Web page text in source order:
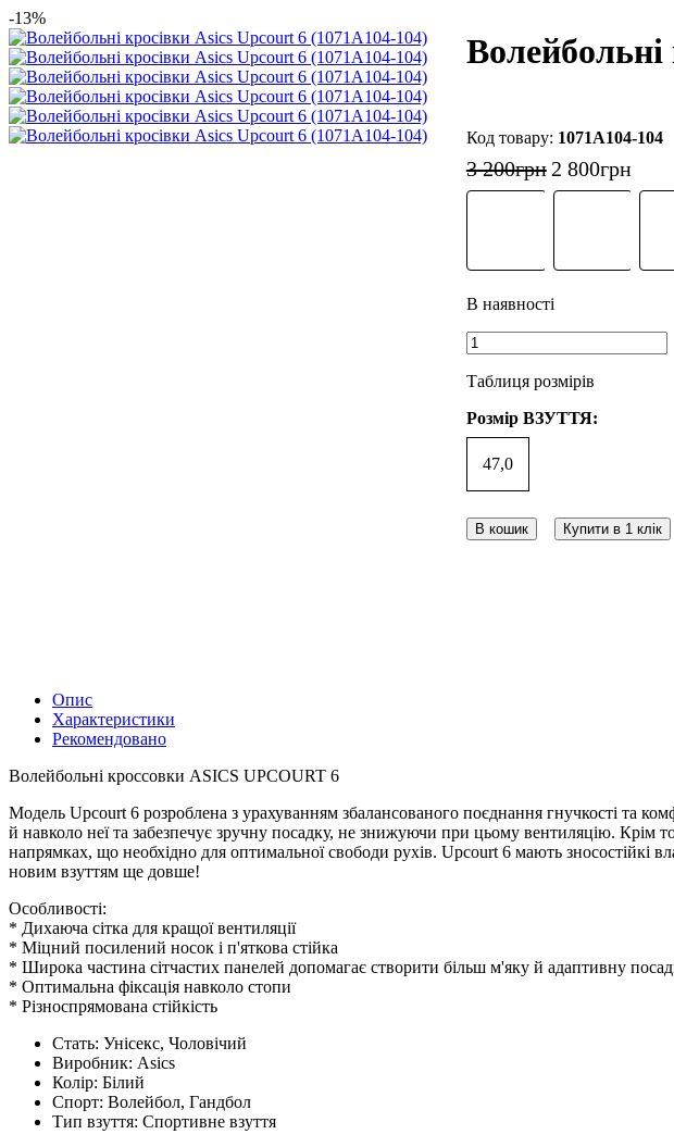
-13%
1071A104-104
3 200грн 2 800грн
Таблиця розмірів
Розмір ВЗУТТЯ:
47,0
В кошик Купити в 1 клік
Опис
Характеристики
Рекомендовано
Волейбольні кроссовки ASICS UPCOURT 6
Модель Upcourt 6 розроблена з урахуванням збалансованого поєднання гнучкості та
й навколо неї та забезпечує зручну посадку, не знижуючи при цьому вентиляцію. Крім
напрямках, що необхідно для оптимальної свободи рухів. Upcourt 6 мають зносостійкі
новим взуттям ще довше!
Особливості:
* Дихаюча сітка для кращої вентиляції
* Міцний посилений носок і п'яткова стійка
* Широка частина сітчастих панелей допомагає створити більш м'яку й адаптивну
* Оптимальна фіксація навколо стопи
* Різноспрямована стійкість
Стать: Унісекс, Чоловічий
Виробник: Asics
Колір: Білий
Спорт: Волейбол, Гандбол
Тип взуття: Спортивне взуття